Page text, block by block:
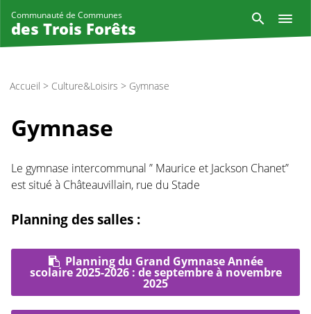
Communauté de Communes
des Trois Forêts
Accueil > Culture&Loisirs > Gymnase
Gymnase
Le gymnase intercommunal ” Maurice et Jackson Chanet”
est situé à Châteauvillain, rue du Stade
Planning des salles :
Planning du Grand Gymnase Année
scolaire 2025-2026 : de septembre à novembre
2025